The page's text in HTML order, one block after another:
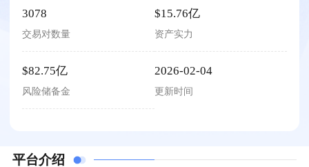
3078
交易对数量
$15.76亿
资产实力
$82.75亿
风险储备金
2026-02-04
更新时间
平台介绍